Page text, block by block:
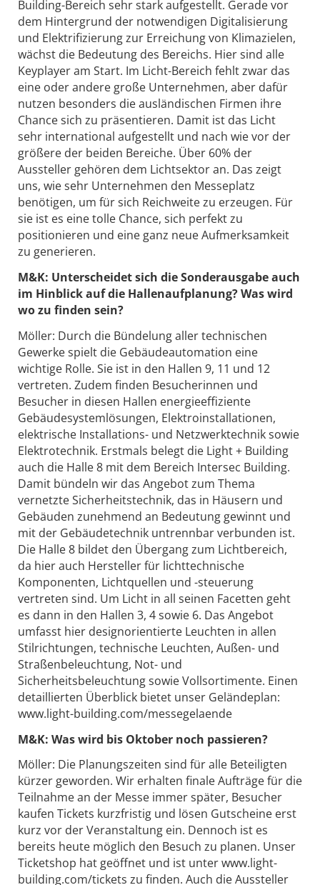
Building-Bereich sehr stark aufgestellt. Gerade vor
dem Hintergrund der notwendigen Digitalisierung
und Elektrifizierung zur Erreichung von Klimazielen,
wächst die Bedeutung des Bereichs. Hier sind alle
Keyplayer am Start. Im Licht-Bereich fehlt zwar das
eine oder andere große Unternehmen, aber dafür
nutzen besonders die ausländischen Firmen ihre
Chance sich zu präsentieren. Damit ist das Licht
sehr international aufgestellt und nach wie vor der
größere der beiden Bereiche. Über 60% der
Aussteller gehören dem Lichtsektor an. Das zeigt
uns, wie sehr Unternehmen den Messeplatz
benötigen, um für sich Reichweite zu erzeugen. Für
sie ist es eine tolle Chance, sich perfekt zu
positionieren und eine ganz neue Aufmerksamkeit
zu generieren.
M&K: Unterscheidet sich die Sonderausgabe auch
im Hinblick auf die Hallenaufplanung? Was wird
wo zu finden sein?
Möller: Durch die Bündelung aller technischen
Gewerke spielt die Gebäudeautomation eine
wichtige Rolle. Sie ist in den Hallen 9, 11 und 12
vertreten. Zudem finden Besucherinnen und
Besucher in diesen Hallen energieeffiziente
Gebäudesystemlösungen, Elektroinstallationen,
elektrische Installations- und Netzwerktechnik sowie
Elektrotechnik. Erstmals belegt die Light + Building
auch die Halle 8 mit dem Bereich Intersec Building.
Damit bündeln wir das Angebot zum Thema
vernetzte Sicherheitstechnik, das in Häusern und
Gebäuden zunehmend an Bedeutung gewinnt und
mit der Gebäudetechnik untrennbar verbunden ist.
Die Halle 8 bildet den Übergang zum Lichtbereich,
da hier auch Hersteller für lichttechnische
Komponenten, Lichtquellen und -steuerung
vertreten sind. Um Licht in all seinen Facetten geht
es dann in den Hallen 3, 4 sowie 6. Das Angebot
umfasst hier designorientierte Leuchten in allen
Stilrichtungen, technische Leuchten, Außen- und
Straßenbeleuchtung, Not- und
Sicherheitsbeleuchtung sowie Vollsortimente. Einen
detaillierten Überblick bietet unser Geländeplan:
www.light-building.com/messegelaende
M&K: Was wird bis Oktober noch passieren?
Möller: Die Planungszeiten sind für alle Beteiligten
kürzer geworden. Wir erhalten finale Aufträge für die
Teilnahme an der Messe immer später, Besucher
kaufen Tickets kurzfristig und lösen Gutscheine erst
kurz vor der Veranstaltung ein. Dennoch ist es
bereits heute möglich den Besuch zu planen. Unser
Ticketshop hat geöffnet und ist unter www.light-
building.com/tickets zu finden. Auch die Aussteller